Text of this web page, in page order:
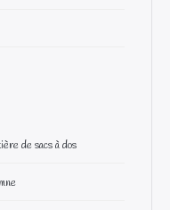
de sacs à dos